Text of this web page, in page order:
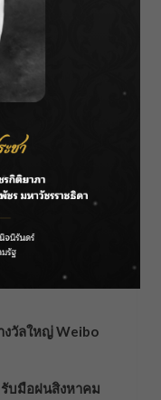
!! แม้จะมีรักครั้ง
ม่คิดจะแต่งงาน
ติความสัมพันธ์
า-ติดตั้งเครื่องสูบ
งวัลใหญ่ Weibo
รับมือฝนสิงหาคม